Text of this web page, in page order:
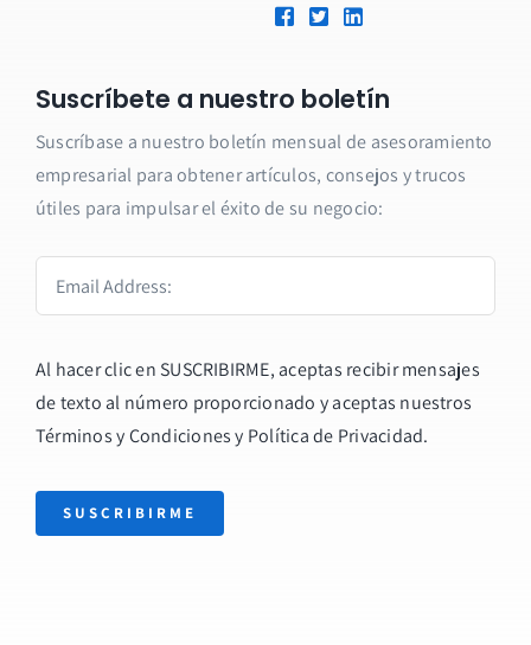
Suscríbete a nuestro boletín
Suscríbase a nuestro boletín mensual de asesoramiento
empresarial para obtener artículos, consejos y trucos
útiles para impulsar el éxito de su negocio:
Al hacer clic en SUSCRIBIRME, aceptas recibir mensajes
de texto al número proporcionado y aceptas nuestros
Términos y Condiciones y Política de Privacidad.
SUSCRIBIRME